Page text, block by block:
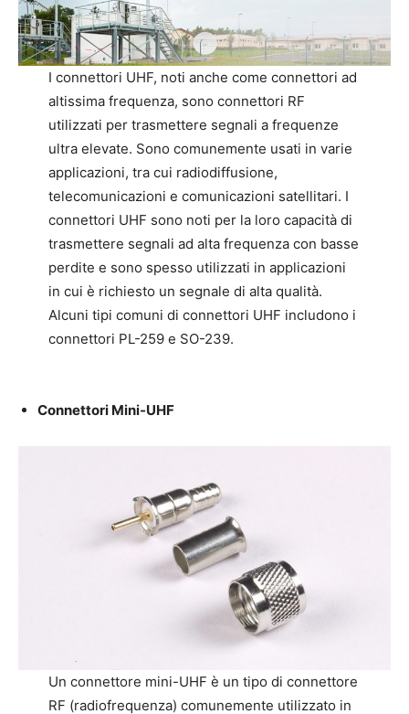
I connettori UHF, noti anche come connettori ad
altissima frequenza, sono connettori RF
utilizzati per trasmettere segnali a frequenze
ultra elevate. Sono comunemente usati in varie
applicazioni, tra cui radiodiffusione,
telecomunicazioni e comunicazioni satellitari. I
connettori UHF sono noti per la loro capacità di
trasmettere segnali ad alta frequenza con basse
perdite e sono spesso utilizzati in applicazioni
in cui è richiesto un segnale di alta qualità.
Alcuni tipi comuni di connettori UHF includono i
connettori PL-259 e SO-239.
Connettori Mini-UHF
Un connettore mini-UHF è un tipo di connettore
RF (radiofrequenza) comunemente utilizzato in